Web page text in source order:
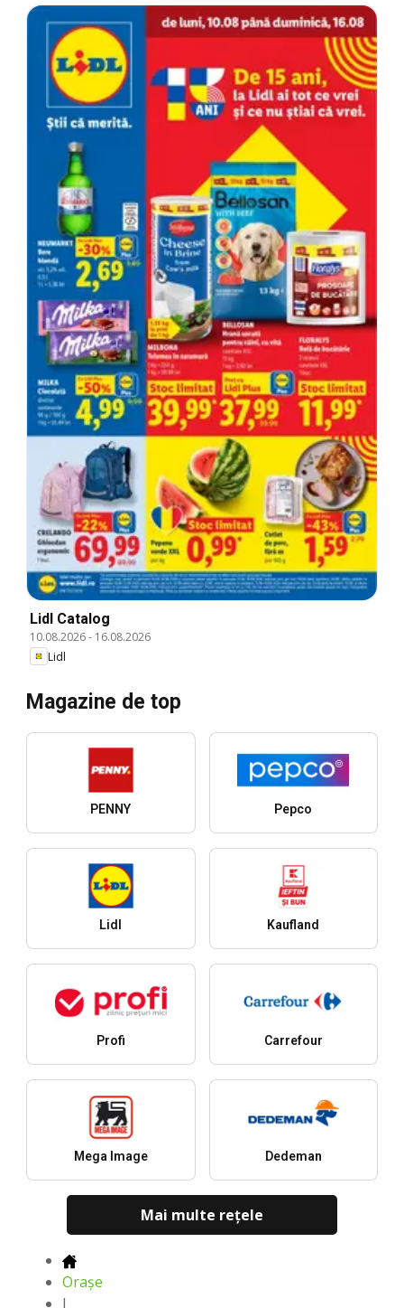
Lidl Catalog
10.08.2026- 16.08.2026
Lidl
Magazine de top
PENNY Pepco
Lidl Kaufland
Profi Carrefour
Mega Image Dedeman
Mai multe reţele
Oraşe
I